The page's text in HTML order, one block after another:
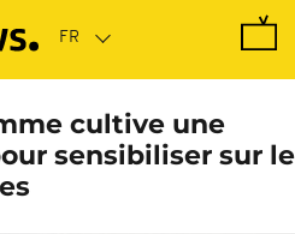
cultive une
sensibiliser sur le